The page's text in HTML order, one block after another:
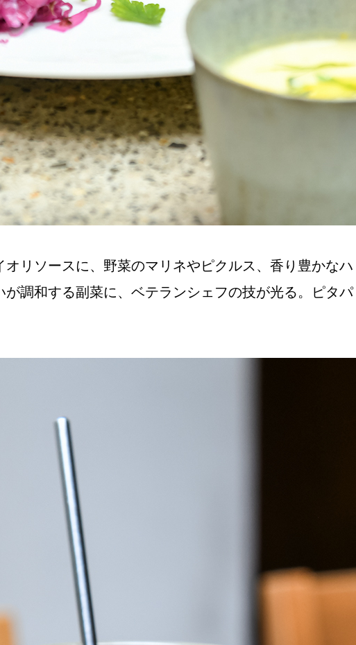
リソースに、野菜のマリネやピクルス、香り豊かなハ
調和する副菜に、ベテランシェフの技が光る。ピタパ